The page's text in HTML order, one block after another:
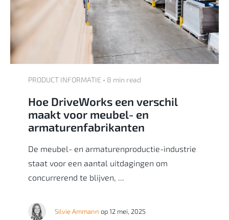
PRODUCT INFORMATIE • 8 min read
Hoe DriveWorks een verschil
maakt voor meubel- en
armaturenfabrikanten
De meubel- en armaturenproductie-industrie
staat voor een aantal uitdagingen om
concurrerend te blijven, ...
Silvie Ammann op 12 mei, 2025